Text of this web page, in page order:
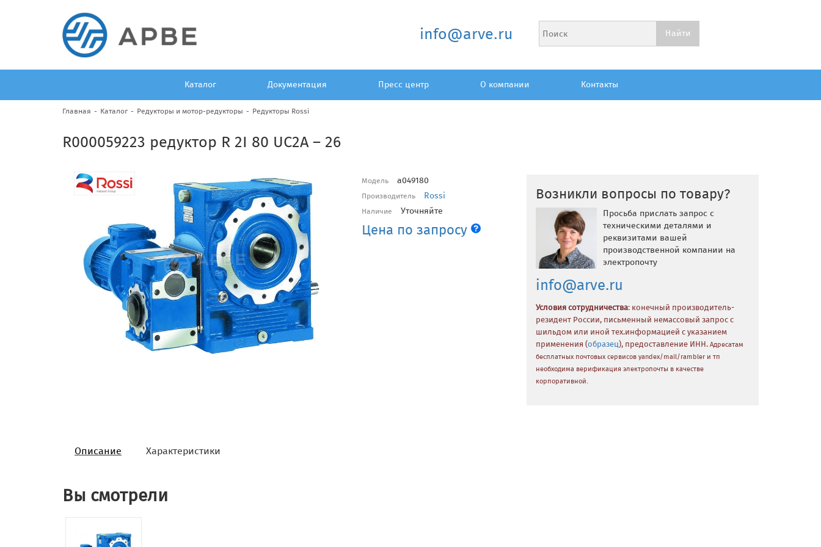
info@arve.ru
Каталог Документация Пресс центр О компании Контакты
Главная Каталог Редукторы и мотор-редукторы Редукторы Rossi
R000059223 редуктор R 2I 80 UC2A – 26
Модель a049180
Производитель Rossi
Наличие Уточняйте
Цена по запросу
Возникли вопросы по товару?
Просьба прислать запрос с
техническими деталями и
реквизитами вашей
производственной компании на
электропочту
info@arve.ru
Условия сотрудничества: конечный производитель-
резидент России, письменный немассовый запрос с
шильдом или иной тех.информацией с указанием
применения (образец), предоставление ИНН. Адресатам
бесплатных почтовых сервисов yandex/mail/rambler и тп
необходима верификация электропочты в качестве
корпоративной.
Описание Характеристики
Вы смотрели